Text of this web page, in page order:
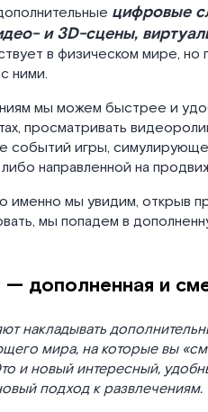
цифровые
и 3D-сцены,
в физическом мире, но
ними.
мы можем быстрее и
просматривать
событий игры,
направленной на
именно мы увидим, открыв
мы попадем в
— дополненная и
накладывать
мира, на которые вы
и новый интересный,
подход к развлечениям.